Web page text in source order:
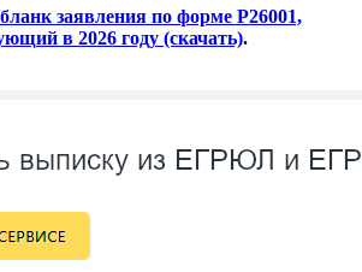
заявления по форме Р26001,
в 2026 году (скачать).